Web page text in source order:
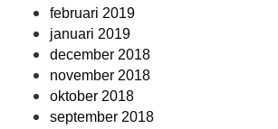
februari 2019
januari 2019
december 2018
november 2018
oktober 2018
september 2018